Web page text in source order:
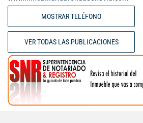
MOSTRAR TELÉFONO
VER TODAS LAS PUBLICACIONES